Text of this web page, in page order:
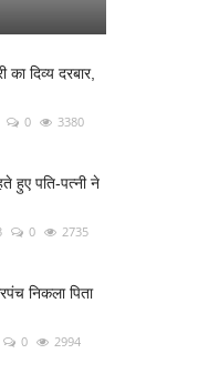
का दिव्य दरबार,
0 3380
हुए पति-पत्नी ने
0 2735
निकला पिता
0 2994